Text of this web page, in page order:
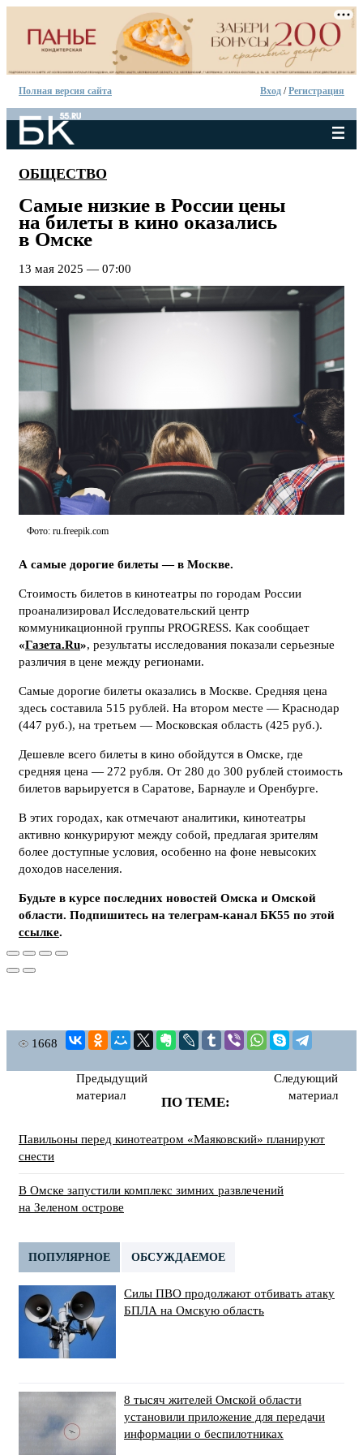
Полная версия сайта Вход /Регистрация
ОБЩЕСТВО
Самые низкие в России цены
на билеты в кино оказались
в Омске
13 мая 2025 — 07:00
Фото: ru.freepik.com
А самые дорогие билеты — в Москве.
Стоимость билетов в кинотеатры по городам России
проанализировал Исследовательский центр
коммуникационной группы PROGRESS. Как сообщает
«Газета.Ru», результаты исследования показали серьезные
различия в цене между регионами.
Самые дорогие билеты оказались в Москве. Средняя цена
здесь составила 515 рублей. На втором месте — Краснодар
(447 руб.), на третьем — Московская область (425 руб.).
Дешевле всего билеты в кино обойдутся в Омске, где
средняя цена — 272 рубля. От 280 до 300 рублей стоимость
билетов варьируется в Саратове, Барнауле и Оренбурге.
В этих городах, как отмечают аналитики, кинотеатры
активно конкурируют между собой, предлагая зрителям
более доступные условия, особенно на фоне невысоких
доходов населения.
Будьте в курсе последних новостей Омска и Омской
области. Подпишитесь на телеграм-канал БК55 по этой
ссылке.
1668
Предыдущий
материал
Следующий
материал
ПО ТЕМЕ:
Павильоны перед кинотеатром «Маяковский» планируют
снести
В Омске запустили комплекс зимних развлечений
на Зеленом острове
ПОПУЛЯРНОЕ ОБСУЖДАЕМОЕ
Силы ПВО продолжают отбивать атаку
БПЛА на Омскую область
8 тысяч жителей Омской области
установили приложение для передачи
информации о беспилотниках